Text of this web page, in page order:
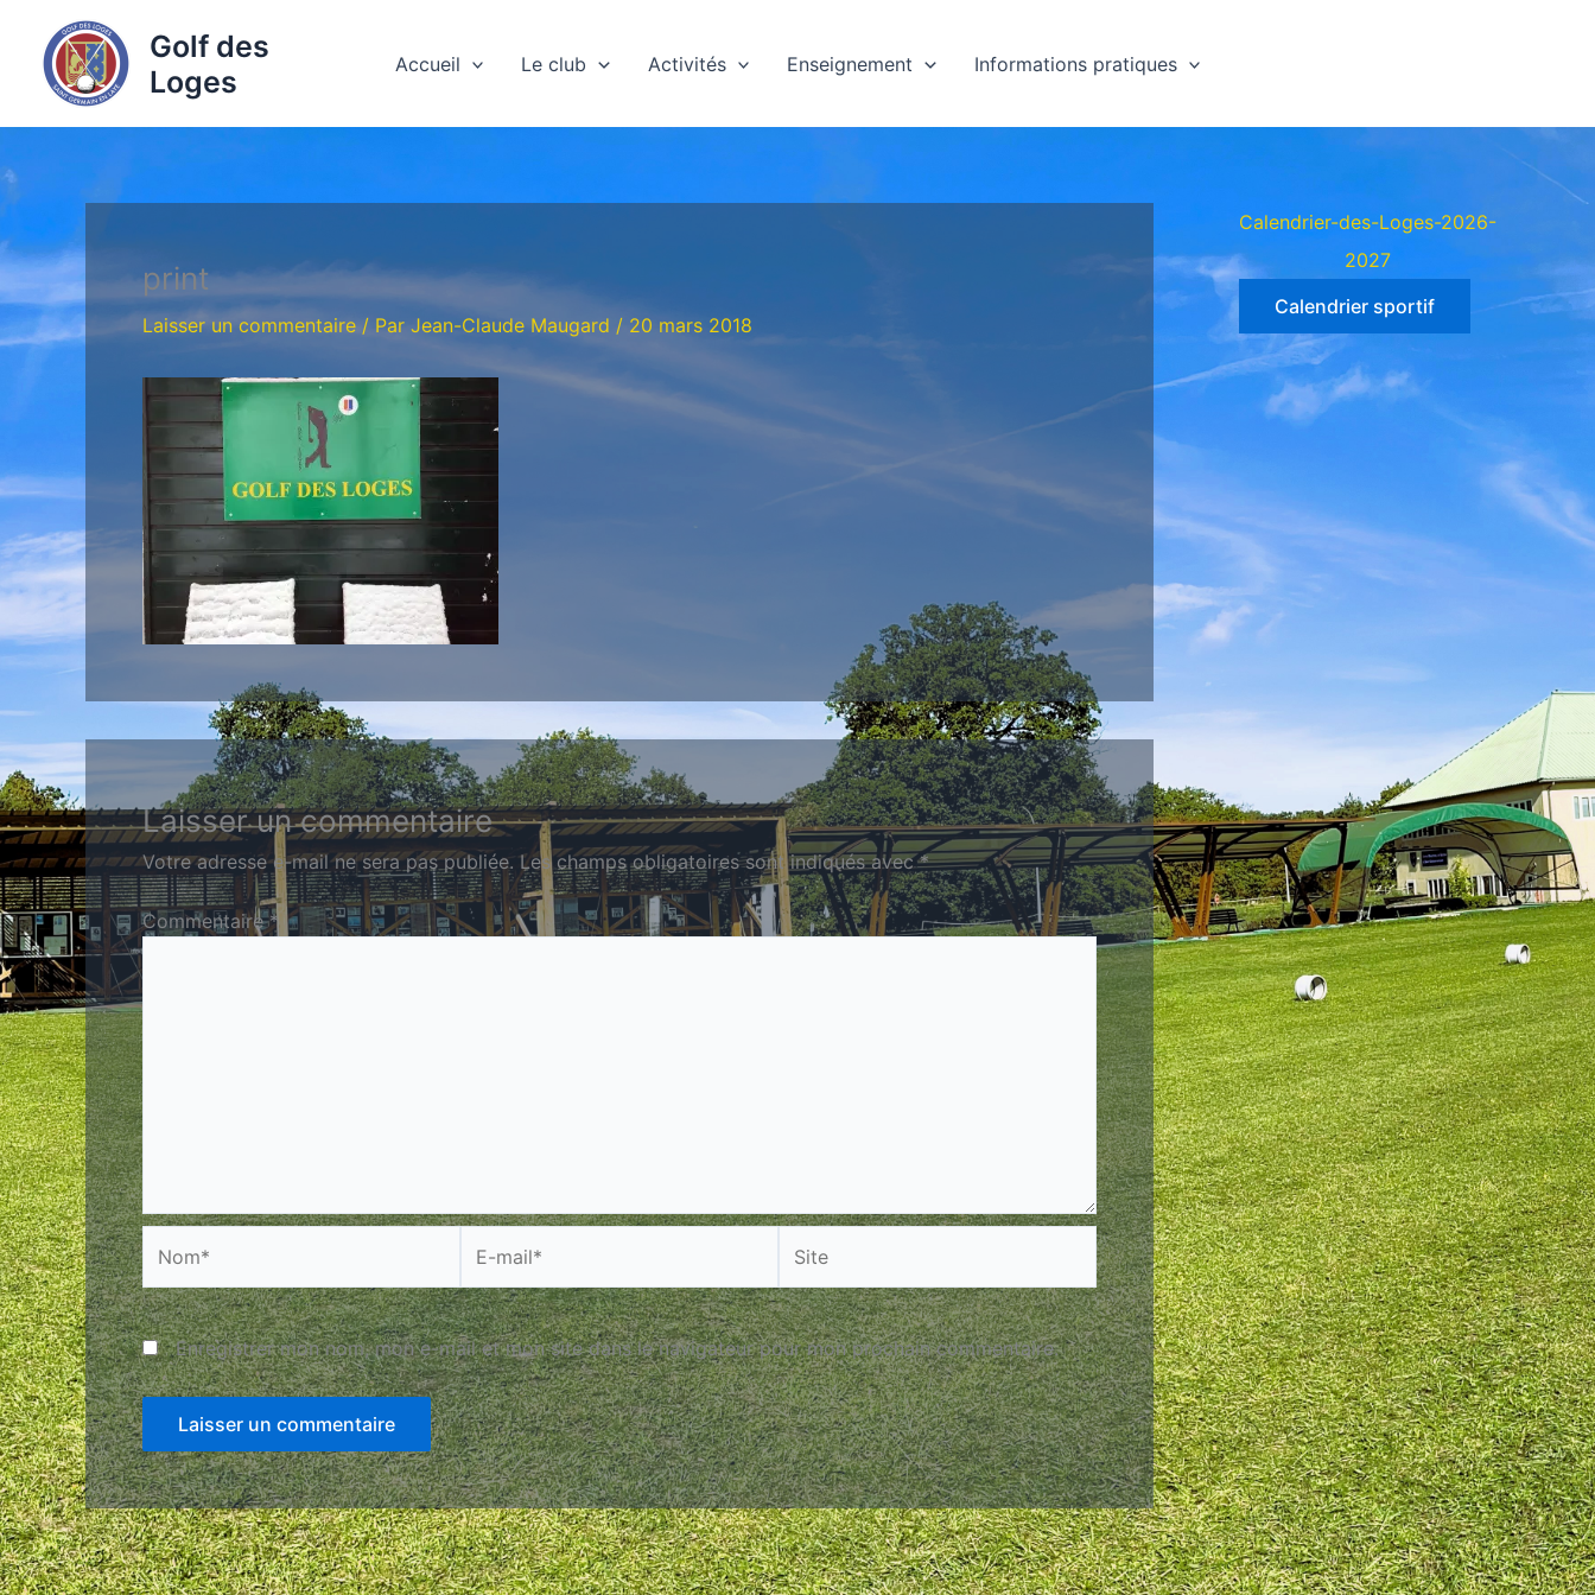
contenu
Golf des
Loges
Accueil Le club Activités Enseignement Informations pratiques
print
Laisser un commentaire / ParJean-Claude Maugard / 20 mars 2018
Laisser un commentaire
Votre adresse e-mail ne sera pas publiée. Les champs obligatoires sont indiqués avec*
Commentaire*
Nom*
mail*
Enregistrer mon nom, mon e-mail et mon site dans le navigateur pour mon prochain commentaire.
Calendrier-des-Loges-2026-
2027
Calendrier sportif